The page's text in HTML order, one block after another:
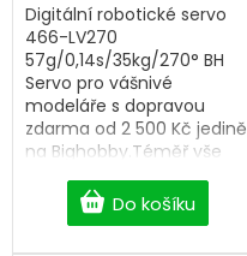
Do košíku
Digitální robotické servo
466-LV270
57g/0,14s/35kg/270° BH
Servo pro vášnivé
modeláře s dopravou
zdarma od 2 500 Kč jedině
na Bighobby.Téměř vše